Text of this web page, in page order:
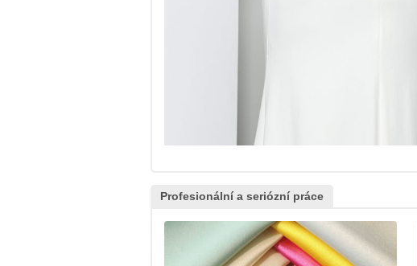
Profesionální a seriózní práce